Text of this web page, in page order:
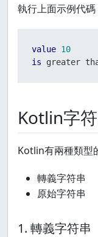
執行上面示例代
value 10
is greater
Kotlin字
Kotlin有兩種類型
轉義字符串
原始字符串
1. 轉義字符串